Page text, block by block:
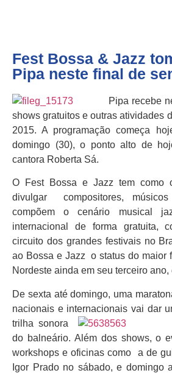
Fest Bossa & Jazz
Pipa neste final de
Pipa recebe
shows gratuitos e outras atividades
2015. A programação começa
domingo (30), o ponto alto de
cantora Roberta Sá.
O Fest Bossa e Jazz tem como
divulgar compositores,
compõem o cenário musical
internacional de forma gratuita,
circuito dos grandes festivais no
ao Bossa e Jazz o status do maior
Nordeste ainda em seu terceiro ano,
De sexta até domingo, uma
nacionais e internacionais vai dar
trilha sonora
do balneário. Além dos shows, o
workshops e oficinas como a de
Igor Prado no sábado, e domingo